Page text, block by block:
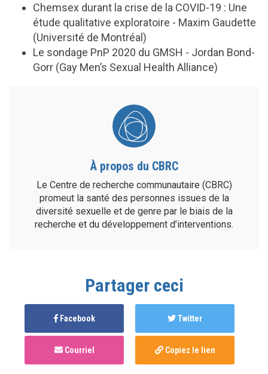
Chemsex durant la crise de la COVID-19 : Une
étude qualitative exploratoire - Maxim Gaudette
(Université de Montréal)
Le sondage PnP 2020 du GMSH - Jordan Bond-
Gorr (Gay Men’s Sexual Health Alliance)
À propos du CBRC
Le Centre de recherche communautaire (CBRC)
promeut la santé des personnes issues de la
diversité sexuelle et de genre par le biais de la
recherche et du développement d’interventions.
Partager ceci
Facebook Twitter
Courriel Copiez le lien